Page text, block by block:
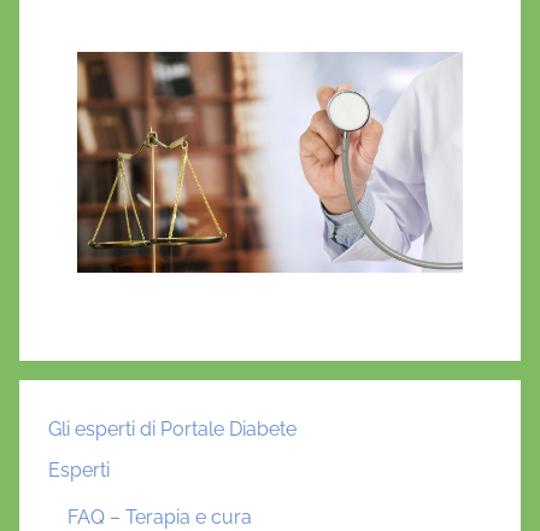
Gli esperti di Portale Diabete
Esperti
FAQ – Terapia e cura